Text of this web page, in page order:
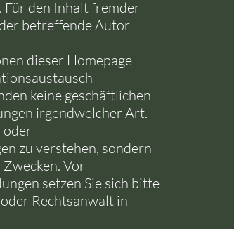
den Inhalt fremder
betreffende Autor
dieser Homepage
keine geschäftlichen
irgendwelcher Art.
oder
zu verstehen, sondern
Vor
setzen Sie sich bitte
Rechtsanwalt in